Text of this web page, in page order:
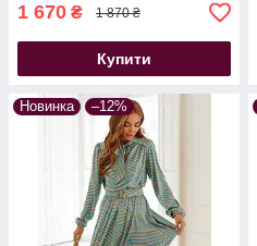
1 670 ₴ 1 870 ₴
Купити
Новинка –12%